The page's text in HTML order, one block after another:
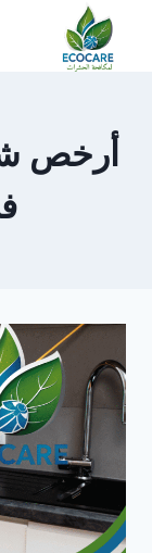
التجاوز
أرخص